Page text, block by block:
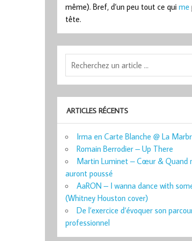
même). Bref, d’un peu tout ce quime
tête.
ARTICLES RÉCENTS
Irma en Carte Blanche @ La
Romain Berrodier – Up There
Martin Luminet – Cœur & Quand
auront poussé
AaRON – I wanna dance with
(Whitney Houston cover)
De l’exercice d’évoquer son
professionnel